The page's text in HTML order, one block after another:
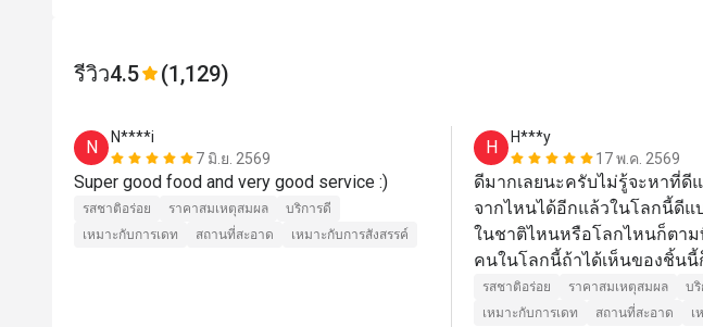
รีวิว4.5 (1,129)
N
N****i
7 มิ.ย. 2569
Super good food and very good service :)
รสชาติอร่อย ราคาสมเหตุสมผล
บริการดี
เหมาะกับการเดท
สถานที่สะอาด เหมาะกับการสังสรรค์
H
H***y
17 พ.ค. 2569
ดีมากเลยนะครับไม่รู้จะหาที่ดี
จากไหนได้อีกแล้วในโลกนี้ดีแ
ในชาติไหนหรือโลกไหนก็ตา
คนในโลกนี้ถ้าได้เห็นของชิ้นนี้
เสียงเดียวกันว่ามันดีมากๆเลย
เพื่อนๆไม่รู้ว่าคนอื่นจะคิดเหมื
รสชาติอร่อย ราคาสมเหตุสมผล
บริ
เหมาะกับการเดท
สถานที่สะอาด เ